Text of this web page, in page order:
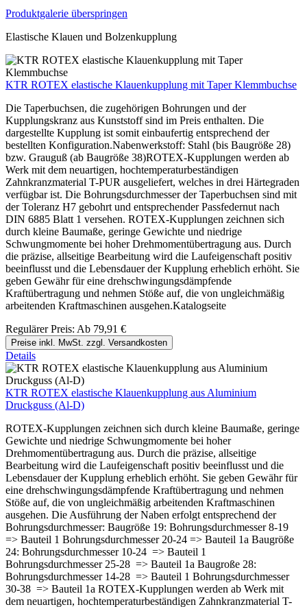
Produktgalerie überspringen
Elastische Klauen und Bolzenkupplung
KTR ROTEX elastische Klauenkupplung mit Taper Klemmbuchse
Die Taperbuchsen, die zugehörigen Bohrungen und der
Kupplungskranz aus Kunststoff sind im Preis enthalten. Die
dargestellte Kupplung ist somit einbaufertig entsprechend der
bestellten Konfiguration.Nabenwerkstoff: Stahl (bis Baugröße 28)
bzw. Grauguß (ab Baugröße 38)ROTEX-Kupplungen werden ab
Werk mit dem neuartigen, hochtemperaturbeständigen
Zahnkranzmaterial T-PUR ausgeliefert, welches in drei Härtegraden
verfügbar ist. Die Bohrungsdurchmesser der Taperbuchsen sind mit
der Toleranz H7 gebohrt und entsprechender Passfedernut nach
DIN 6885 Blatt 1 versehen. ROTEX-Kupplungen zeichnen sich
durch kleine Baumaße, geringe Gewichte und niedrige
Schwungmomente bei hoher Drehmomentübertragung aus. Durch
die präzise, allseitige Bearbeitung wird die Laufeigenschaft positiv
beeinflusst und die Lebensdauer der Kupplung erheblich erhöht. Sie
geben Gewähr für eine drehschwingungsdämpfende
Kraftübertragung und nehmen Stöße auf, die von ungleichmäßig
arbeitenden Kraftmaschinen ausgehen.Katalogseite
Regulärer Preis: Ab 79,91 €
Preise inkl. MwSt. zzgl. Versandkosten
Details
KTR ROTEX elastische Klauenkupplung aus Aluminium
Druckguss (Al-D)
ROTEX-Kupplungen zeichnen sich durch kleine Baumaße, geringe
Gewichte und niedrige Schwungmomente bei hoher
Drehmomentübertragung aus. Durch die präzise, allseitige
Bearbeitung wird die Laufeigenschaft positiv beeinflusst und die
Lebensdauer der Kupplung erheblich erhöht. Sie geben Gewähr für
eine drehschwingungsdämpfende Kraftübertragung und nehmen
Stöße auf, die von ungleichmäßig arbeitenden Kraftmaschinen
ausgehen. Die Ausführung der Naben erfolgt entsprechend der
Bohrungsdurchmesser: Baugröße 19: Bohrungsdurchmesser 8-19
=> Bauteil 1 Bohrungsdurchmesser 20-24 => Bauteil 1a Baugröße
24: Bohrungsdurchmesser 10-24 => Bauteil 1
Bohrungsdurchmesser 25-28 => Bauteil 1a Baugroße 28:
Bohrungsdurchmesser 14-28 => Bauteil 1 Bohrungsdurchmesser
30-38 => Bauteil 1a ROTEX-Kupplungen werden ab Werk mit
dem neuartigen, hochtemperaturbeständigen Zahnkranzmaterial T-